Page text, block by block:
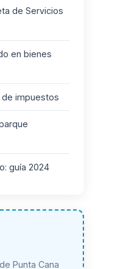
de Servicios
en bienes
de impuestos
guía 2024
Punta Cana